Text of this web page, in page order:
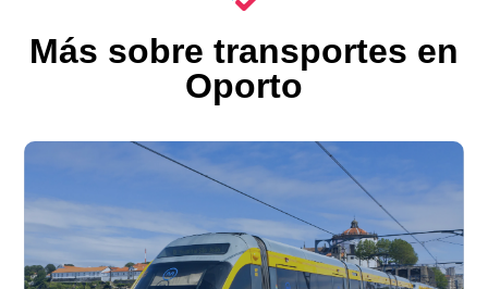
Más sobre transportes en
Oporto